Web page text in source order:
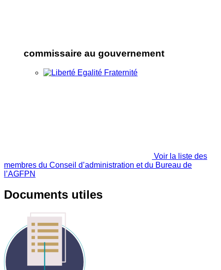
commissaire au gouvernement
Voir la liste des
membres du Conseil d’administration et du Bureau de
l’AGFPN
Documents utiles